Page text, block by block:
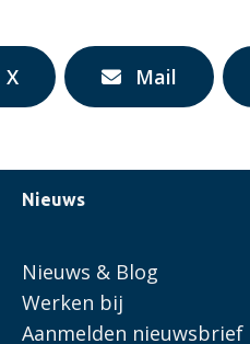
Delen
via:
X
Delen
via:
Mail
Nieuws
Nieuws & Blog
Werken bij
Aanmelden nieuwsbrief